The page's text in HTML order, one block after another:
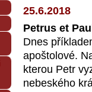
25.6.2018
Petrus et
Dnes
apoštolové.
kterou Petr
nebeského